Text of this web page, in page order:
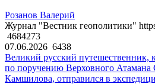
Розанов Валерий
Журнал "Вестник геополитики"
4684273
07.06.2026 6438
Великий русский путешественник,
по поручению Верховного
Камшилова, отправился в